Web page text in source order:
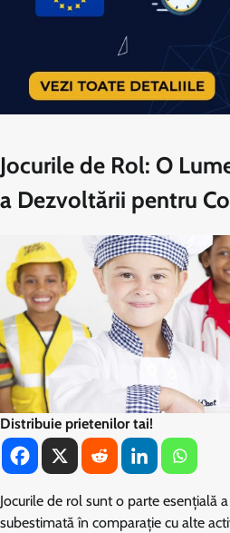
Jocurile de Rol: O
a Dezvoltării pentru
Distribuie prietenilor tai!
Jocurile de rol sunt o parte esențială
subestimată în comparație cu alte